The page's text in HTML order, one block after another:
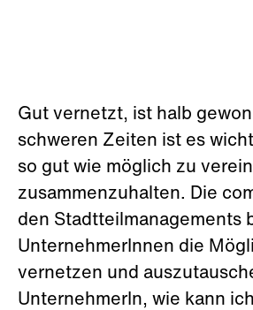
Gut vernetzt, ist halb
schweren Zeiten ist es
so gut wie möglich zu
zusammenzuhalten. Die
den Stadtteilmanagements
UnternehmerInnen die
vernetzen und
UnternehmerIn, wie kann